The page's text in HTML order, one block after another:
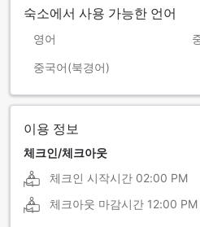
숙소에서 사용 가능한 언어
영어
중국어(북경어)
이용 정보
체크인/체크아웃
체크인 시작시간 02:00 PM
체크아웃 마감시간 12:00 PM